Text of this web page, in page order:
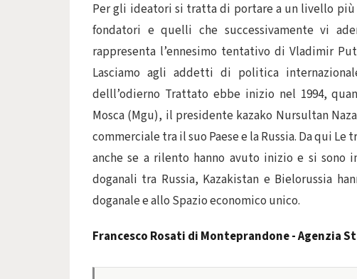
Per gli ideatori si tratta di portare a un livello più
fondatori e quelli che successivamente vi
rappresenta l’ennesimo tentativo di Vladimir
Lasciamo agli addetti di politica
delll’odierno Trattato ebbe inizio nel 1994,
Mosca (Mgu), il presidente kazako Nursultan
commerciale tra il suo Paese e la Russia. Da qui
anche se a rilento hanno avuto inizio e si sono
doganali tra Russia, Kazakistan e Bielorussia
doganale e allo Spazio economico unico.
Francesco Rosati di Monteprandone - Agenzia